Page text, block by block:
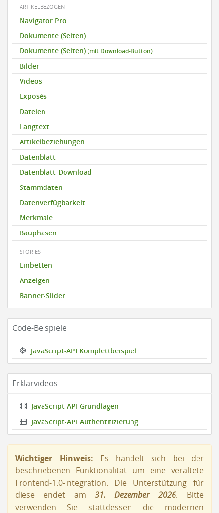
ARTIKELBEZOGEN
Navigator Pro
Dokumente (Seiten)
Dokumente (Seiten) (mit Download-Button)
Bilder
Videos
Exposés
Dateien
Langtext
Artikelbeziehungen
Datenblatt
Datenblatt-Download
Stammdaten
Datenverfügbarkeit
Merkmale
Bauphasen
STORIES
Einbetten
Anzeigen
Banner-Slider
Code-Beispiele
JavaScript-API Komplettbeispiel
Erklärvideos
JavaScript-API Grundlagen
JavaScript-API Authentifizierung
Wichtiger Hinweis: Es handelt sich bei der
beschriebenen Funktionalität um eine veraltete
Frontend-1.0-Integration. Die Unterstützung für
diese endet am 31. Dezember 2026. Bitte
verwenden Sie stattdessen die modernen